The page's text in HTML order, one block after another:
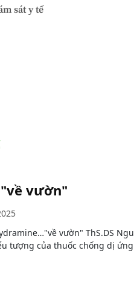
sát y tế
vườn"
vườn" ThS.DS
tượng của thuốc chống dị